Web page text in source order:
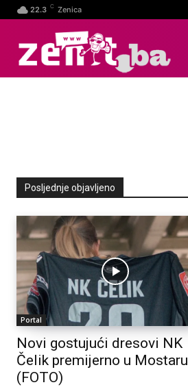
22.3 C Zenica
Posljednje objavljeno
Portal
Novi gostujući dresovi NK
Čelik premijerno u Mostaru
(FOTO)